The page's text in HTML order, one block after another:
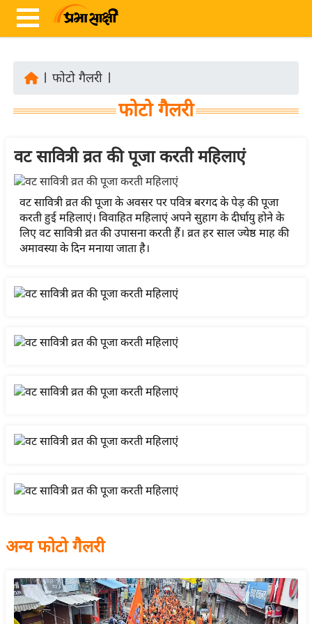
ज़ा
ब
रा
ष्ट्री
य
अं
र्रा
बि
ने
द्यो
ज
ग
वि
शे
ज्ञ
रा
फोटो गैलरी
फोटो गैलरी
वट सावित्री व्रत की पूजा करती महिलाएं
वट सावित्री व्रत की पूजा के अवसर पर पवित्र बरगद के पेड़ की पूजा
करती हुई महिलाएं। विवाहित महिलाएं अपने सुहाग के दीर्घायु होने के
लिए वट सावित्री व्रत की उपासना करती हैं। व्रत हर साल ज्येष्ठ माह की
अमावस्या के दिन मनाया जाता है।
अन्य फोटो गैलरी